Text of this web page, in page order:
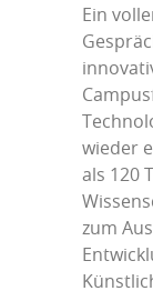
Ein
wieder
als 120
zum